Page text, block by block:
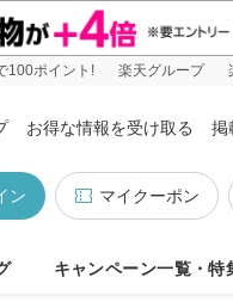
100ポイント! 楽天グループ
お得な情報を受け取る 掲
マイクーポン
ン
キャンペーン一覧・特